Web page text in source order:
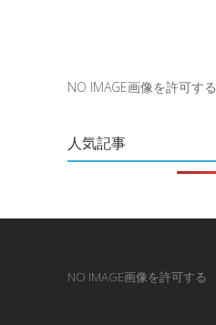
NO IMAGE画像を許可する
人気記事
NO IMAGE画像を許可する